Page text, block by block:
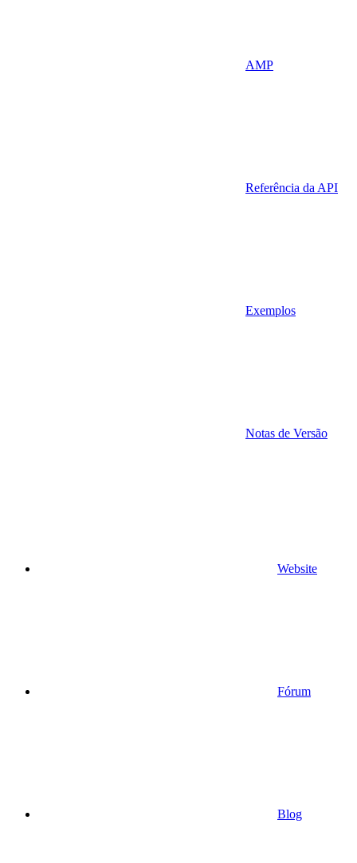
AMP
Referência da API
Exemplos
Notas de Versão
Website
Fórum
Blog